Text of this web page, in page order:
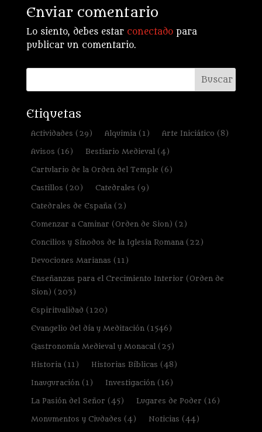
Enviar comentario
Lo siento, debes estar conectadopara
publicar un comentario.
Etiquetas
Actividades (29) Alquimia(1) Arte Iniciático (8)
Avisos (16) Bestiario Medieval(4)
Cartulario de la Orden del Temple (6)
Castillos (20) Catedrales (9)
Catedrales de España(2)
Comenzar a Caminar (Orden de Sion) (2)
Concilios y Sínodos de la Iglesia Romana(22)
Devociones Marianas (11)
Enseñanzas para el Crecimiento Interior (Orden de
Sion) (203)
Espiritualidad (120)
Evangelio del día y Meditación(1546)
Gastronomía Medieval y Monacal(25)
Historia(11) Historias Bíblicas (48)
Inauguración(1) Investigación(16)
La Pasión del Señor (45) Lugares de Poder (16)
Monumentos y Ciudades (4) Noticias (44)